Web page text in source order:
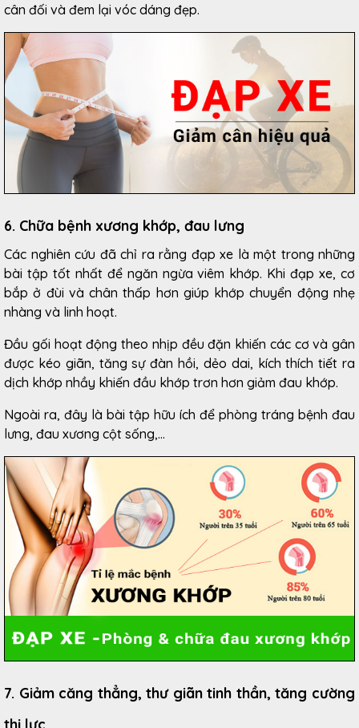
cân đối và đem lại vóc dáng đẹp.
6. Chữa bệnh xương khớp, đau lưng
Các nghiên cứu đã chỉ ra rằng đạp xe là một trong những
bài tập tốt nhất để ngăn ngừa viêm khớp. Khi đạp xe, cơ
bắp ở đùi và chân thấp hơn giúp khớp chuyển động nhẹ
nhàng và linh hoạt.
Đầu gối hoạt động theo nhịp đều đặn khiến các cơ và gân
được kéo giãn, tăng sự đàn hồi, dẻo dai, kích thích tiết ra
dịch khớp nhầy khiến đầu khớp trơn hơn giảm đau khớp.
Ngoài ra, đây là bài tập hữu ích để phòng tráng bệnh đau
lưng, đau xương cột sống,...
7. Giảm căng thẳng, thư giãn tinh thần, tăng cường